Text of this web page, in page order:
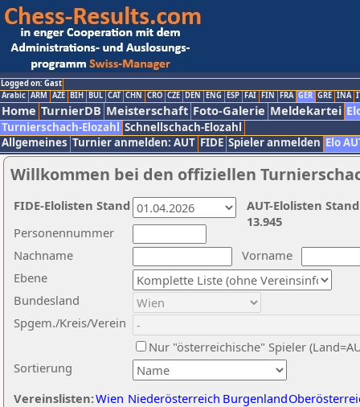
Logged on: Gast
Arabic ARM AZE BIH BUL CAT CHN CRO CZE DEN ENG ESP FAI FIN FRA GER GRE INA
Home TurnierDB Meisterschaft Foto-Galerie Meldekartei
Turnierschach-Elozahl Schnellschach-Elozahl
Allgemeines Turnier anmelden: AUT FIDE Spieler anmelden Elo
Willkommen bei den offiziellen
Nachname
Vorname
Ebene
Sortierung
Personennummer
Bundesland
Spgem./Kreis/Verein
Nur "österreichische" Spieler
Vereinslisten:Wien Niederösterreich Burgenland
AUT-Elolisten
13.945
FIDE-Elolisten Stand